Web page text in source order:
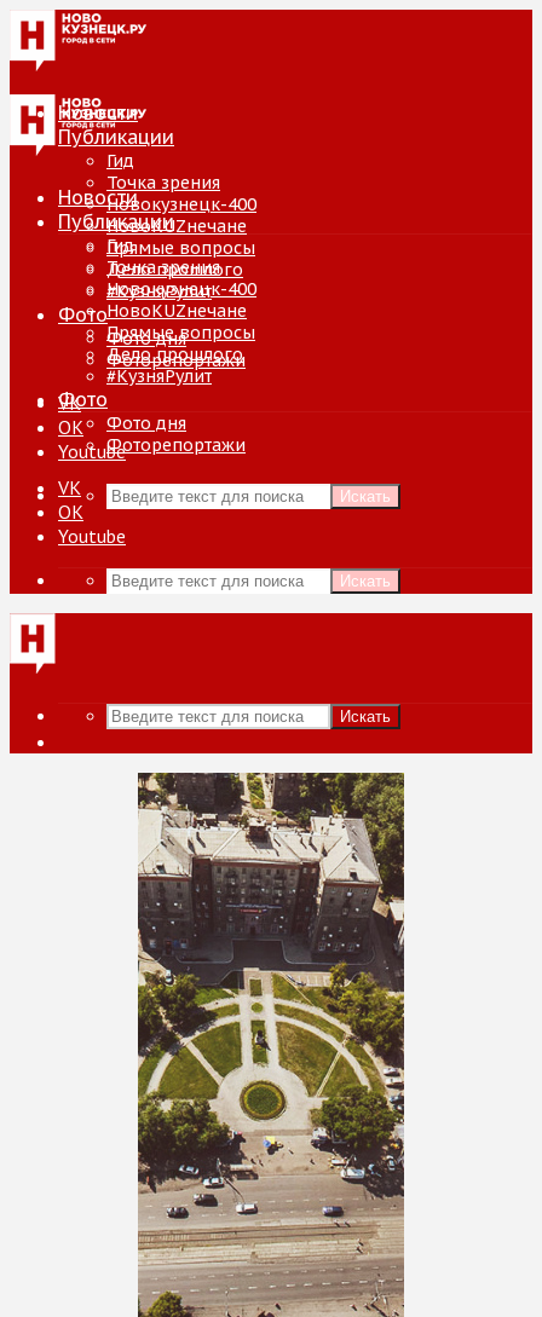
Новости
Публикации
Гид
Точка зрения
Новокузнецк-400
НовоKUZнечане
Прямые вопросы
Дело прошлого
#КузняРулит
Фото
Фото дня
Фоторепортажи
VK
ОК
Youtube
Искать
Новости
Публикации
Гид
Точка зрения
Новокузнецк-400
НовоKUZнечане
Прямые вопросы
Дело прошлого
#КузняРулит
Фото
Фото дня
Фоторепортажи
VK
ОК
Youtube
Искать
Искать